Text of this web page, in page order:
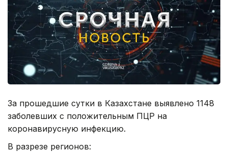
За прошедшие сутки в Казахстане выявлено 1148
заболевших с положительным ПЦР на
коронавирусную инфекцию.
В разрезе регионов: